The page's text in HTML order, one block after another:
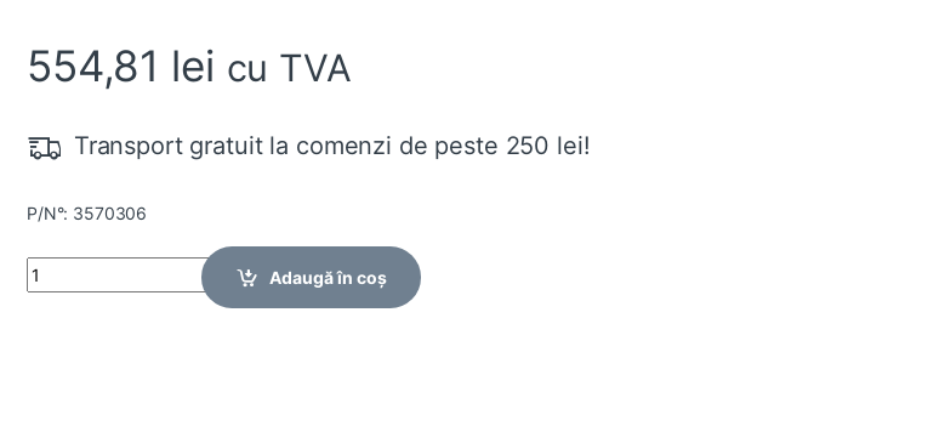
554,81 lei cu TVA
Transport gratuit la comenzi de peste 250 lei!
P/N°: 3570306
Quantity
Adaugă în coș